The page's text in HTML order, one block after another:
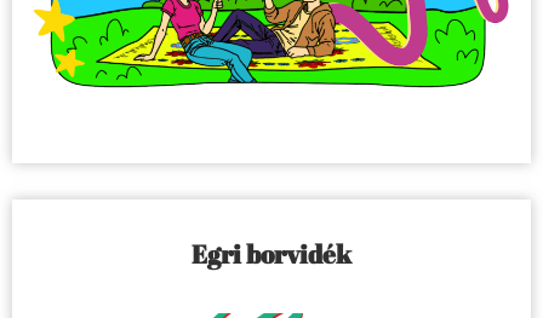
Egri borvidék